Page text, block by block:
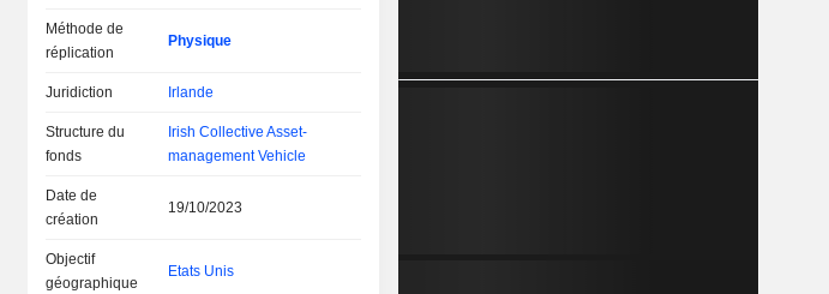
Méthode de
réplication
Physique
Juridiction Irlande
Structure du
fonds
Irish Collective Asset-
management Vehicle
Date de
création
19/10/2023
Objectif
géographique
Etats Unis